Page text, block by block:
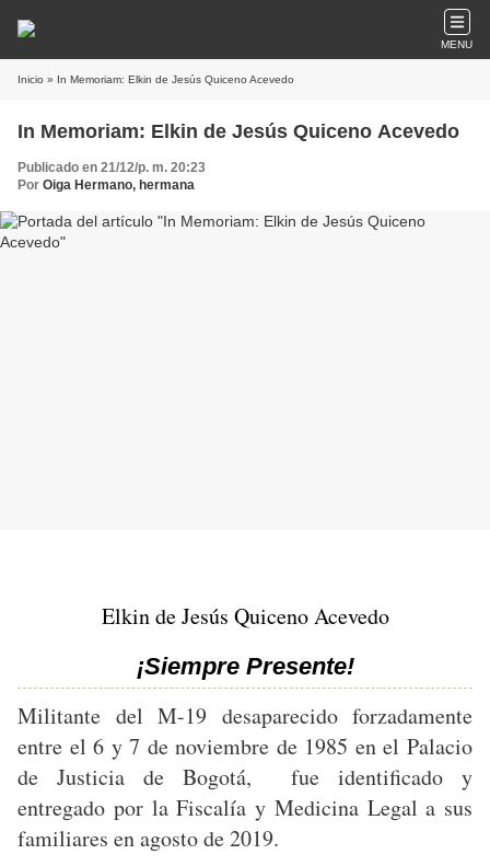
MENU
Inicio » In Memoriam: Elkin de Jesús Quiceno Acevedo
In Memoriam: Elkin de Jesús Quiceno Acevedo
Publicado en 21/12/p. m. 20:23
Por Oiga Hermano, hermana
Elkin de Jesús Quiceno Acevedo
¡Siempre Presente!
Militante del M-19 desaparecido forzadamente
entre el 6 y 7 de noviembre de 1985 en el Palacio
de Justicia de Bogotá, fue identificado y
entregado por la Fiscalía y Medicina Legal a sus
familiares en agosto de 2019.